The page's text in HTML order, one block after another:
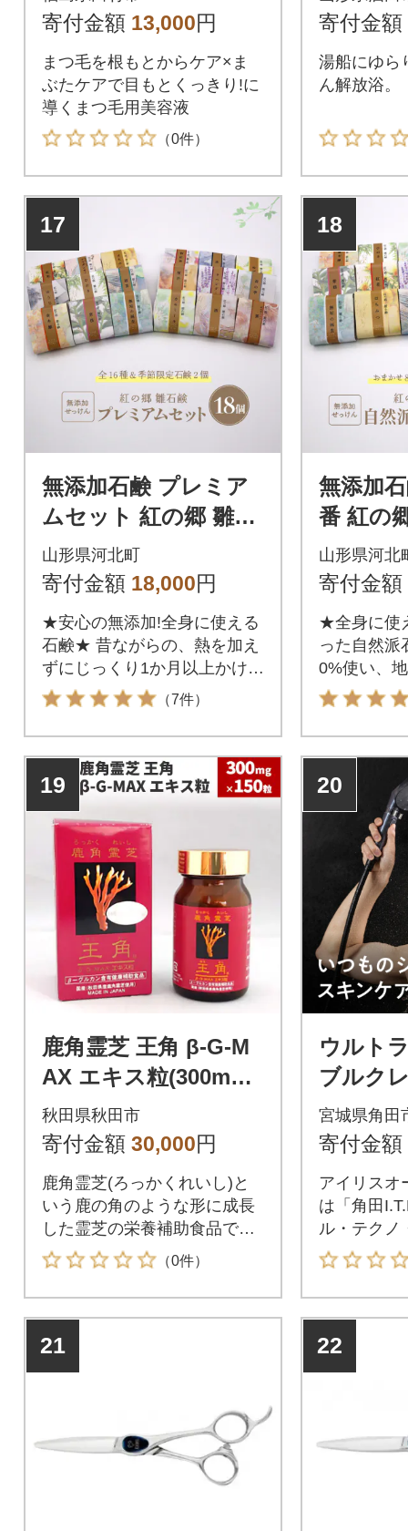
寄付金額 13,000円
まつ毛を根もとからケア×ま
ぶたケアで目もとくっきり!に
導くまつ毛用美容液
（0件）
寄付金額
湯船にゆら
ん解放浴。
17
無添加石鹸 プレミア
ムセット 紅の郷 雛石
鹸 18個セット 全16種
+季節限定2個
山形県河北町
寄付金額 18,000円
★安心の無添加!全身に使える
石鹸★ 昔ながらの、熱を加え
ずにじっくり1か月以上かけて
作る【コールドプロセス製
法】で作った石けんです。肌
に吸い付くようなもっちり泡
で気持ちよく洗え、おどろく
ほどお肌がもっちりしっとり
します。瑞々しいハーブや蜂
蜜などの本物の素材から抽出
した植物原料を使った石鹸
は、河北町の豊かな自然がも
たらす何よりも安心な山形の
恵みです。
（7件）
18
無添加
番 紅の
セット
山形県河北
寄付金額
★全身に使
った自然
0%使い、
材を使った
ルドプロセ
さを閉じ込
です。肌に
っちり泡で
心までと
い心地で
評判の「
おまかせ8
届けいた
19
鹿角霊芝 王角 β‐G-M
AX エキス粒(300mg×
150粒)|15_sbo-02010
1
秋田県秋田市
寄付金額 30,000円
鹿角霊芝(ろっかくれいし)と
いう鹿の角のような形に成長
した霊芝の栄養補助食品で
す。霊芝は古くから民間で健
康維持に利用されてきました
が、中でも鹿角霊芝は、β-グ
ルカンが豊富なのが特徴で
す。本品は、秋田県で栽培し
したエキス粉末を飲みやすく
加工しました。※1日に4-8粒
を目安に水またはぬるま湯と
一緒にお召し上がりくださ
（0件）
20
ウルト
ブルク
ャワー
1-H ダ
宮城県角田
寄付金額
アイリスオ
は「角田
ル・テクノ
れます
21 22